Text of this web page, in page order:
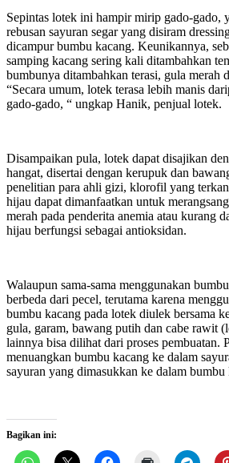
Sepintas lotek ini hampir mirip gado-gado,
rebusan sayuran segar yang disiram
dicampur bumbu kacang. Keunikannya,
samping kacang sering kali ditambahkan
bumbunya ditambahkan terasi, gula merah
“Secara umum, lotek terasa lebih manis
gado-gado, “ ungkap Hanik, penjual lotek.
Disampaikan pula, lotek dapat disajikan
hangat, disertai dengan kerupuk dan
penelitian para ahli gizi, klorofil yang
hijau dapat dimanfaatkan untuk
merah pada penderita anemia atau kurang
hijau berfungsi sebagai antioksidan.
Walaupun sama-sama menggunakan
berbeda dari pecel, terutama karena
bumbu kacang pada lotek diulek bersama
gula, garam, bawang putih dan cabe rawit
lainnya bisa dilihat dari proses pembuatan.
menuangkan bumbu kacang ke dalam
sayuran yang dimasukkan ke dalam bumbu
Bagikan ini: